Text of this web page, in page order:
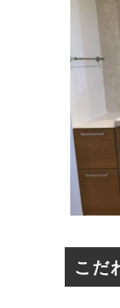
こだ